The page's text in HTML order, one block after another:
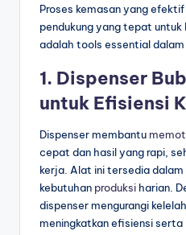
Proses kemasan yang
pendukung yang tepat
adalah tools essential dalam
1. Dispenser
untuk Efisiensi
Dispenser membantu
cepat dan hasil yang rapi,
kerja. Alat ini tersedia dalam
kebutuhan produksi harian.
dispenser mengurangi
meningkatkan efisiensi